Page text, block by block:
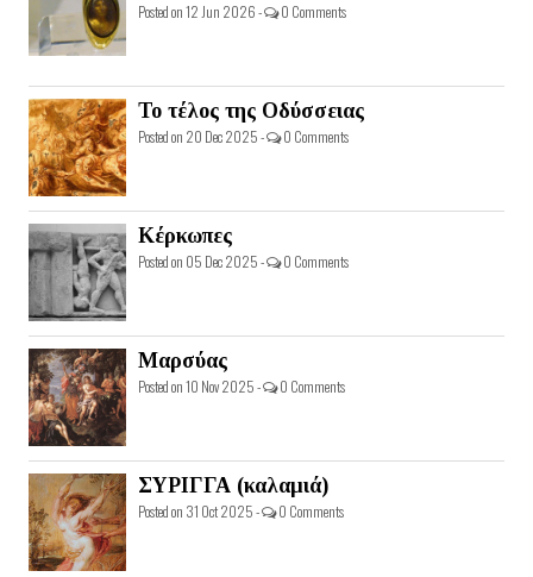
Posted on 12 Jun 2026 - 0 Comments
Το τέλος της Οδύσσειας
Posted on 20 Dec 2025 - 0 Comments
Κέρκωπες
Posted on 05 Dec 2025 - 0 Comments
Μαρσύας
Posted on 10 Nov 2025 - 0 Comments
ΣΥΡΙΓΓΑ (καλαμιά)
Posted on 31 Oct 2025 - 0 Comments